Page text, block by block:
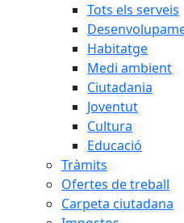
Tots els serveis
Habitatge
Medi ambient
Ciutadania
Joventut
Cultura
Educació
Tràmits
Ofertes de treball
Carpeta ciutadana